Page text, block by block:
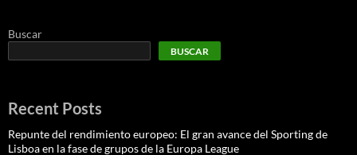
Buscar
BUSCAR
Recent Posts
Repunte del rendimiento europeo: El gran avance del Sporting de
Lisboa en la fase de grupos de la Europa League